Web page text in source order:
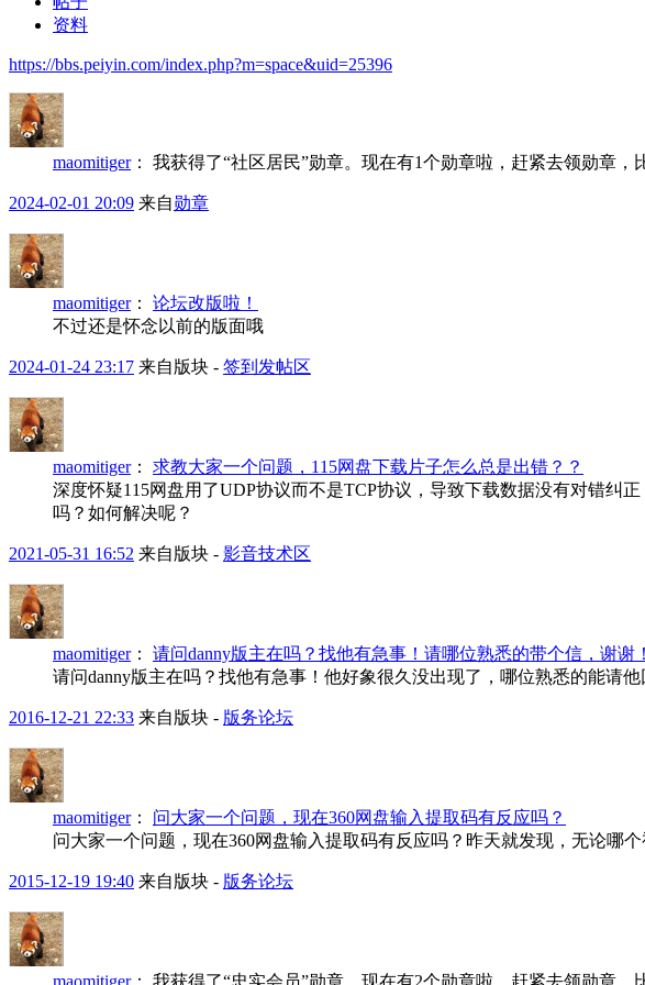
资料
https://bbs.peiyin.com/index.php?m=space&uid=25396
maomitiger： 我获得了“社区居民”勋章。现在有1个勋章啦，赶紧去领勋章，
2024-02-01 20:09 来自勋章
maomitiger： 论坛改版啦！
不过还是怀念以前的版面哦
2024-01-24 23:17 来自版块 - 签到发帖区
maomitiger： 求教大家一个问题，115网盘下载片子怎么总是出错？？
深度怀疑115网盘用了UDP协议而不是TCP协议，导致下载数据没有对错纠
吗？如何解决呢？
2021-05-31 16:52 来自版块 - 影音技术区
maomitiger： 请问danny版主在吗？找他有急事！请哪位熟悉的带个信，谢谢！
请问danny版主在吗？找他有急事！他好象很久没出现了，哪位熟悉的能请他
2016-12-21 22:33 来自版块 - 版务论坛
maomitiger： 问大家一个问题，现在360网盘输入提取码有反应吗？
问大家一个问题，现在360网盘输入提取码有反应吗？昨天就发现，无论哪
2015-12-19 19:40 来自版块 - 版务论坛
maomitiger： 我获得了“忠实会员”勋章。现在有2个勋章啦，赶紧去领勋章，